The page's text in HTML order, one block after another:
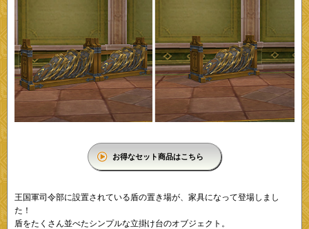
お得なセット商品はこちら
王国軍司令部に設置されている盾の置き場が、家具になって登場しまし
た！
盾をたくさん並べたシンプルな立掛け台のオブジェクト。